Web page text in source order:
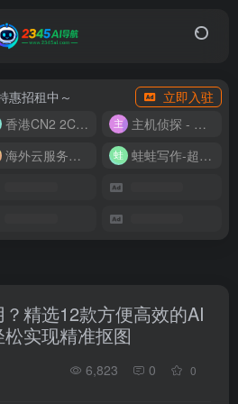
惠招租中～
立即入驻
香港CN2 2C2G20M 9.9/月
主机侦探 - 少花钱，用好云
海外云服务器全网最低价 蛙蛙写作-超级AI智能写作助手
精选12款方便高效的AI
实现精准抠图
6,823 0 0